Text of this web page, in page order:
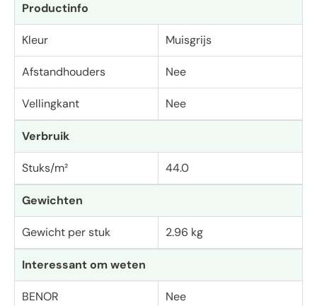
Productinfo
Kleur Muisgrijs
Afstandhouders Nee
Vellingkant Nee
Verbruik
Stuks/m² 44.0
Gewichten
Gewicht per stuk 2.96 kg
Interessant om weten
BENOR Nee